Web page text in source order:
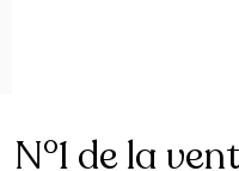
N°1 de la